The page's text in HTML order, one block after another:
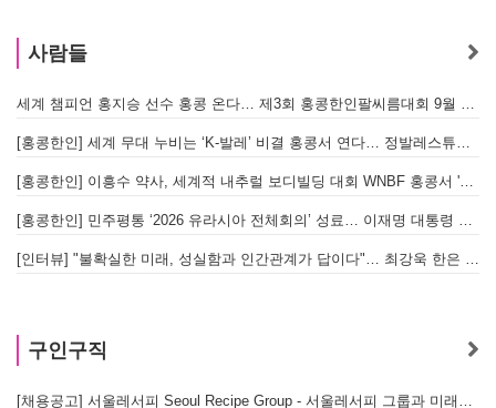
사람들
구인구직